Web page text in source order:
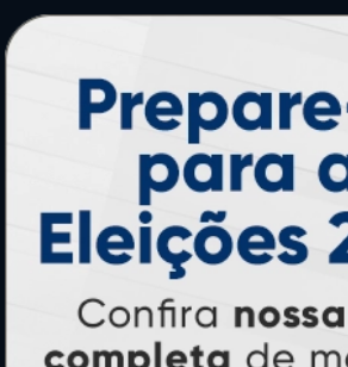
PRODUTOS
Cartão de Visita
Folder, Flyer e Panfleto
Banners e Lonas
Calendários 2027